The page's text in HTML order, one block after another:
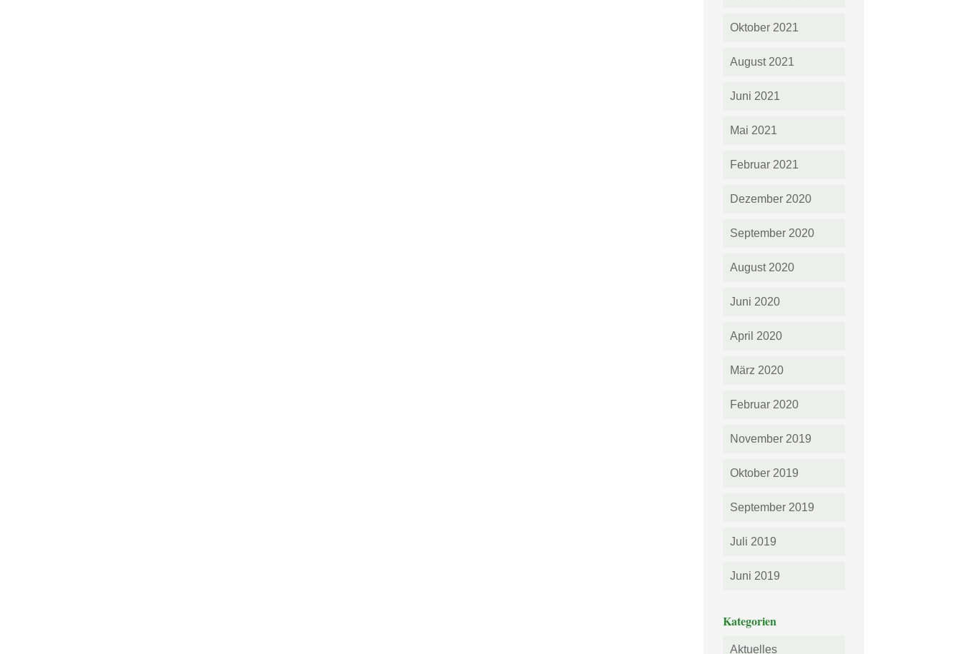
Oktober 2021
August 2021
Juni 2021
Mai 2021
Februar 2021
Dezember 2020
September 2020
August 2020
Juni 2020
April 2020
März 2020
Februar 2020
November 2019
Oktober 2019
September 2019
Juli 2019
Juni 2019
Kategorien
Aktuelles